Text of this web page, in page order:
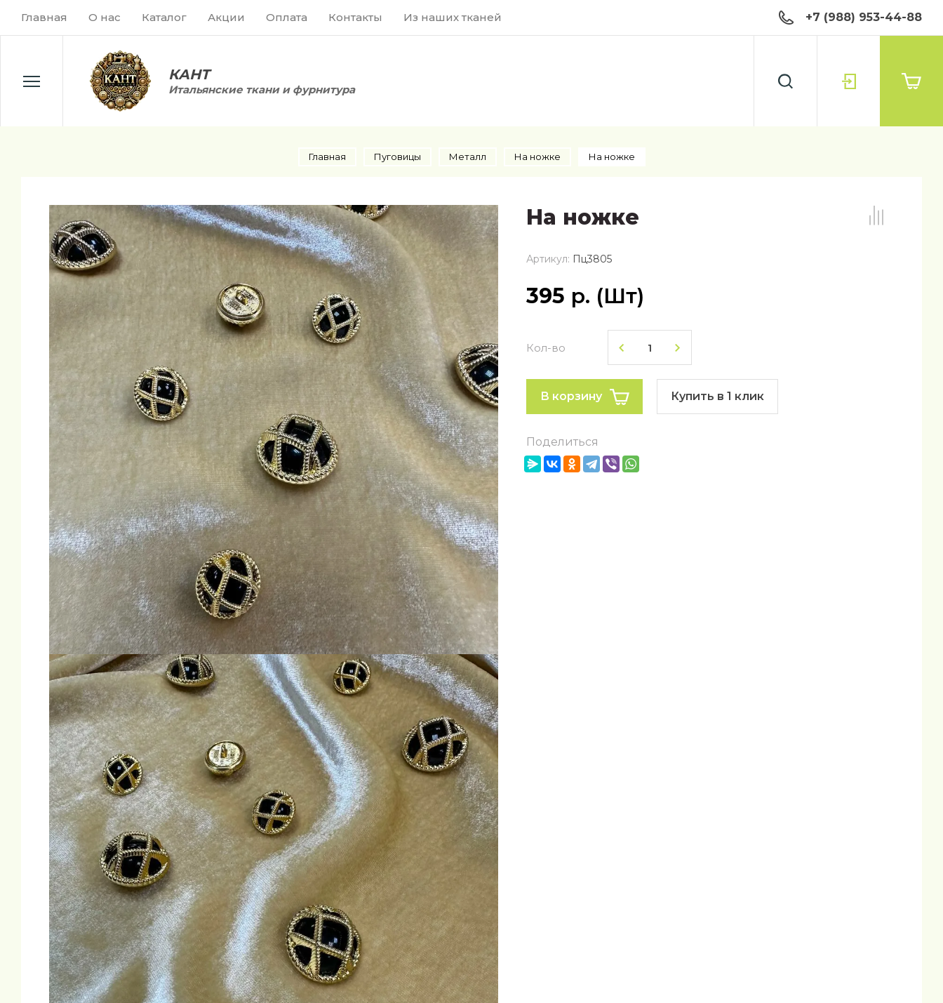
Главная О нас Каталог Акции Оплата Контакты Из наших тканей +7 (988) 953-44-88
КАНТ
Итальянские ткани и фурнитура
Главная Пуговицы Металл На ножке На ножке
На ножке
Артикул: Пц3805
395 р. (Шт)
Кол-во
В корзину Купить в 1 клик
Поделиться